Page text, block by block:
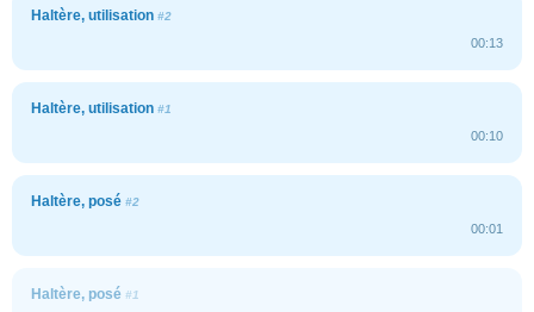
Haltère, utilisation #2
00:13
Haltère, utilisation #1
00:10
Haltère, posé #2
00:01
Haltère, posé #1